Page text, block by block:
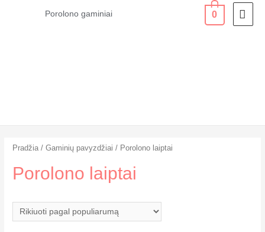
Porolono gaminiai 0
Pradžia/Gaminių pavyzdžiai/ Porolono laiptai
Porolono laiptai